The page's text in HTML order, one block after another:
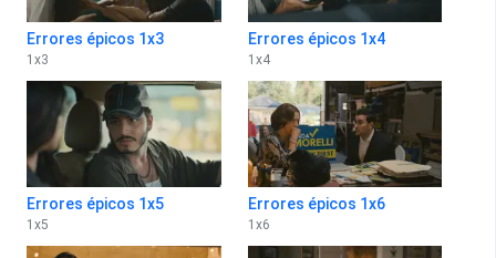
Errores épicos 1x3
1 x3
Errores épicos 1x4
1 x4
Errores épicos 1x5
1 x5
Errores épicos 1x6
1 x6